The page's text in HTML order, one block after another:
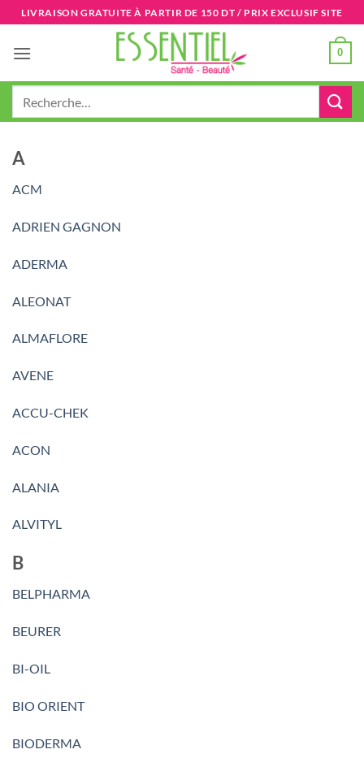
Passer
au
contenu
LIVRAISON GRATUITE À PARTIR DE 150 DT / PRIX EXCLUSIF SITE
0
A
ACM
ADRIEN GAGNON
ADERMA
ALEONAT
ALMAFLORE
AVENE
ACCU-CHEK
ACON
ALANIA
ALVITYL
B
BELPHARMA
BEURER
BI-OIL
BIO ORIENT
BIODERMA